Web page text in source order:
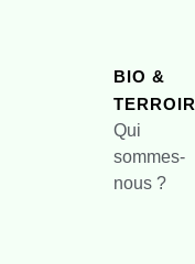
BIO &
TERROIR
Qui
sommes-
nous ?